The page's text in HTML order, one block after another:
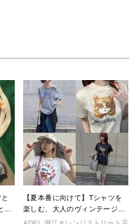
【夏本番に向けて】Tシャツを
楽しむ、大人のヴィンテージス
タイル